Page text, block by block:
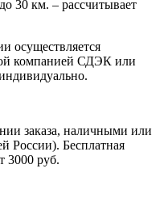
30 км. – рассчитывает
осуществляется
компанией СДЭК или
заказа, наличными или
России). Бесплатная
3000 руб.